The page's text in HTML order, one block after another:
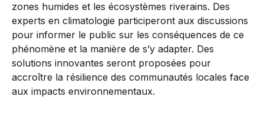
zones humides et les écosystèmes riverains. Des
experts en climatologie participeront aux discussions
pour informer le public sur les conséquences de ce
phénomène et la manière de s’y adapter. Des
solutions innovantes seront proposées pour
accroître la résilience des communautés locales face
aux impacts environnementaux.